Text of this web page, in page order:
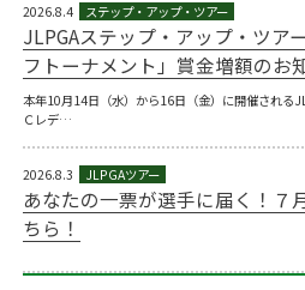
2026.8.4
JLPGAステップ・アップ・ツア
フトーナメント」賞金増額のお
本年10月14日（水）から16日（金）に開催される
Ｃレデ…
2026.8.3
あなたの一票が選手に届く！７
ちら！